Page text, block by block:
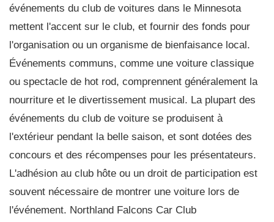
événements du club de voitures dans le Minnesota
mettent l'accent sur le club, et fournir des fonds pour
l'organisation ou un organisme de bienfaisance local.
Événements communs, comme une voiture classique
ou spectacle de hot rod, comprennent généralement la
nourriture et le divertissement musical. La plupart des
événements du club de voiture se produisent à
l'extérieur pendant la belle saison, et sont dotées des
concours et des récompenses pour les présentateurs.
L'adhésion au club hôte ou un droit de participation est
souvent nécessaire de montrer une voiture lors de
l'événement. Northland Falcons Car Club